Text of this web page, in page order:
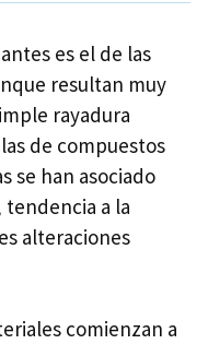
es el de las
resultan muy
rayadura
de compuestos
se han asociado
a la
alteraciones
comienzan a